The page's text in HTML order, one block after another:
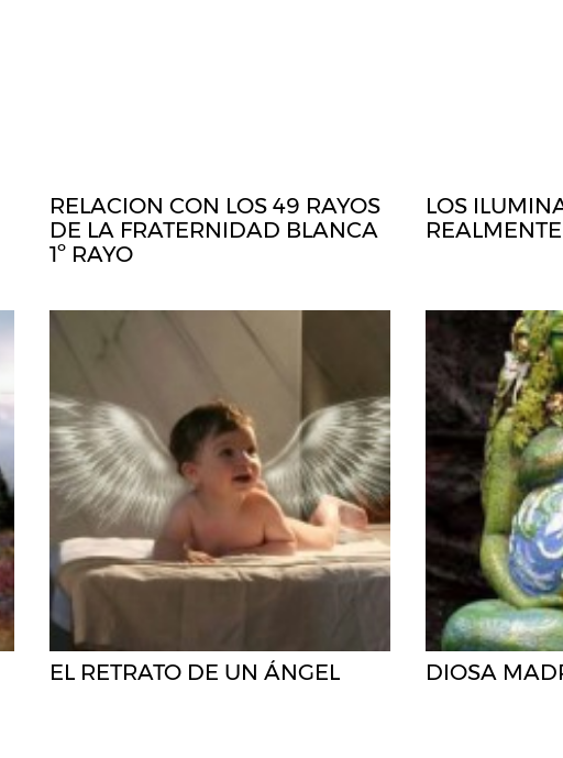
RELACION CON LOS 49 RAYOS
DE LA FRATERNIDAD BLANCA
1º RAYO
LOS
EL RETRATO DE UN ÁNGEL DIOSA